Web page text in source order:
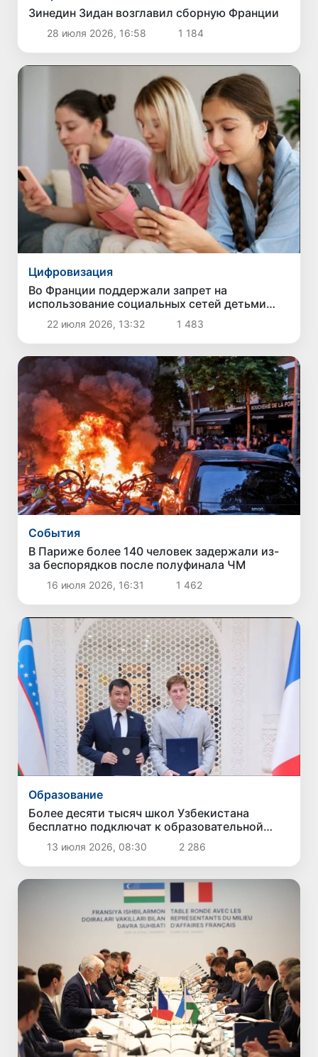
Зинедин Зидан возглавил сборную Франции
28 июля 2026, 16:58 1 184
Цифровизация
Во Франции поддержали запрет на
использование социальных сетей детьми
младше 15 лет
22 июля 2026, 13:32 1 483
Cобытия
В Париже более 140 человек задержали из-
за беспорядков после полуфинала ЧМ
16 июля 2026, 16:31 1 462
Образование
Более десяти тысяч школ Узбекистана
бесплатно подключат к образовательной
платформе «Canva»
13 июля 2026, 08:30 2 286